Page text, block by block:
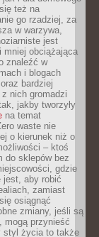
też na
go rzadziej, za
w warzywa,
jest
mniej obciążająca
znaleźć w
i blogach
bardziej
nich gromadzi
jakby tworzyły
na temat
waste nie
o kierunek niż o
– ktoś
do sklepów bez
gdzie
jest, aby robić
zamiast
osiągnąć
zmiany, jeśli są
mogą przynieść
styl życia to także